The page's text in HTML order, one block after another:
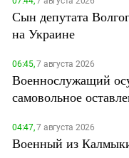
Сын депутата
на Украине
06:45,7 августа 2026
Военнослужащий
самовольное
04:47,7 августа 2026
Военный из